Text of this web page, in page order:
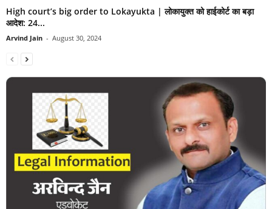
High court’s big order to Lokayukta | लोकायुक्त को हाईकोर्ट का बड़ा
आदेश: 24...
Arvind Jain - August 30, 2024